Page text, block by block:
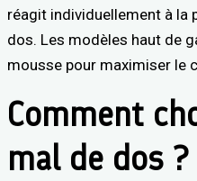
réagit individuellement à la
dos. Les modèles haut de
mousse pour maximiser le
Comment
mal de dos ?